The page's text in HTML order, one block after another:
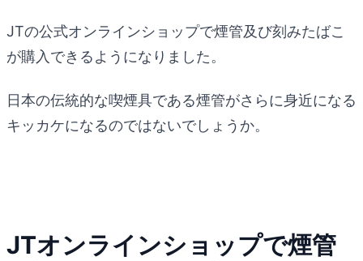
JTの公式オンラインショップで煙管及び刻みたばこ
が購入できるようになりました。
日本の伝統的な喫煙具である煙管がさらに身近になる
キッカケになるのではないでしょうか。
JTオンラインショップで煙管